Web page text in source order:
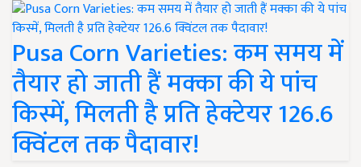
Pusa Corn Varieties: कम समय में
तैयार हो जाती हैं मक्का की ये पांच
किस्में, मिलती है प्रति हेक्टेयर 126.6
क्विंटल तक पैदावार!